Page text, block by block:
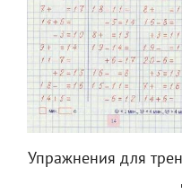
Упражнения для